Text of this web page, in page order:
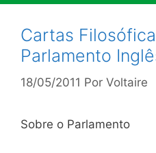
Cartas
Parlamento
18/05/2011 Por Voltaire
Sobre o Parlamento